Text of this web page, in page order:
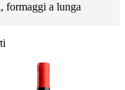
formaggi a lunga